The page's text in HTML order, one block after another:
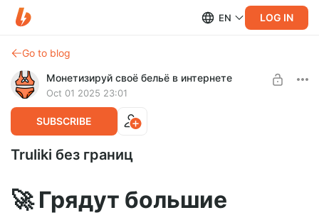
EN LOG IN
Go to blog
Монетизируй своё бельё в интернете
Oct 01 2025 23:01
SUBSCRIBE
Truliki без границ
🚀 Грядут большие